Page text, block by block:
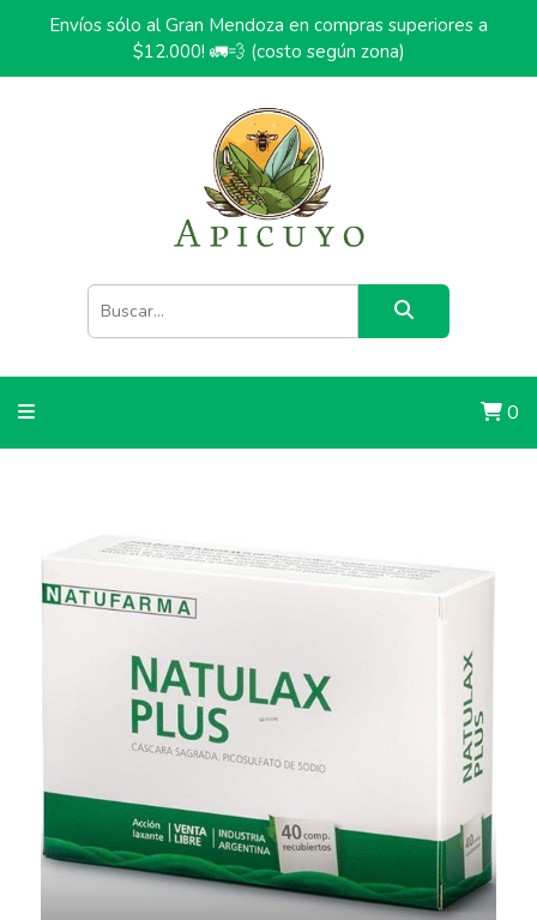
Envíos sólo al Gran Mendoza en compras superiores a
$12.000! 🚛💨 (costo según zona)
0